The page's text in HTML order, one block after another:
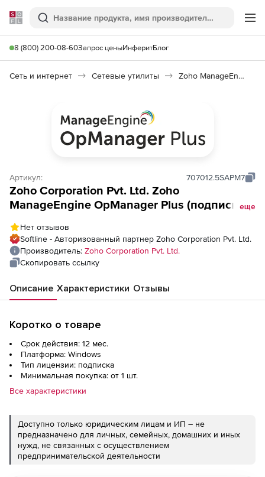
Softline
Поиск
8 (800) 200-08-60Запрос ценыИнферитБлог
Сеть и интернет Сетевые утилиты Zoho ManageEngine OpManager Plus
Артикул: 707012.5SAPM7
Zoho Corporation Pvt. Ltd. Zoho
ManageEngine OpManager Plus (подписка
APM Plugin
еще
Нет отзывов
Softline - Авторизованный партнер Zoho Corporation Pvt. Ltd.
Производитель: Zoho Corporation Pvt. Ltd.
Скопировать ссылку
Описание Характеристики Отзывы
Коротко о товаре
Срок действия: 12 мес.
Платформа: Windows
Тип лицензии: подписка
Минимальная покупка: от 1 шт.
Все характеристики
Доступно только юридическим лицам и ИП – не
предназначено для личных, семейных, домашних и иных
нужд, не связанных с осуществлением
предпринимательской деятельности